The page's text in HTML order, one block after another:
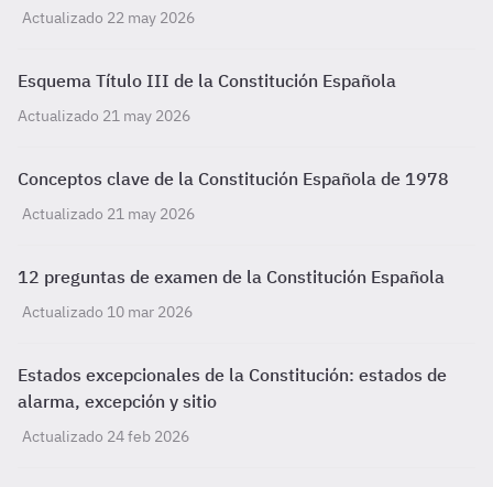
Actualizado 22 may 2026
Esquema Título III de la Constitución Española
Actualizado 21 may 2026
Conceptos clave de la Constitución Española de 1978
Actualizado 21 may 2026
12 preguntas de examen de la Constitución Española
Actualizado 10 mar 2026
Estados excepcionales de la Constitución: estados de
alarma, excepción y sitio
Actualizado 24 feb 2026